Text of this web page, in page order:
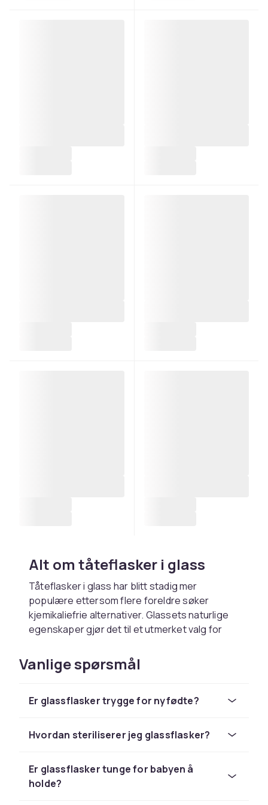
Alt om tåteflasker i glass
Tåteflasker i glass har blitt stadig mer
populære ettersom flere foreldre søker
kjemikaliefrie alternativer. Glassets naturlige
egenskaper gjør det til et utmerket valg for
Holdbarhet og rengjøring
kokebeholder, mikrobølgeovn og ovn uten å
som gjør dem hygienisk overlegne plastflasker
Miljøperspektiv
Vanlige spørsmål
Er glassflasker trygge for nyfødte?
Hvordan steriliserer jeg glassflasker?
Er glassflasker tunge for babyen å
holde?